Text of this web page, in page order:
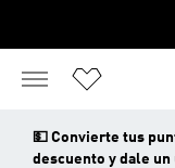
💵 Convierte tus
descuento y dale un